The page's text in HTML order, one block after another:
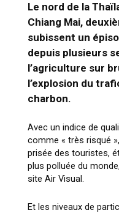
Le nord de la
Chiang Mai,
subissent un
depuis plusieurs
l’agriculture sur
l’explosion du
charbon.
Avec un indice de
comme « très risqué
prisée des touristes,
plus polluée du
site Air Visual.
Et les niveaux de